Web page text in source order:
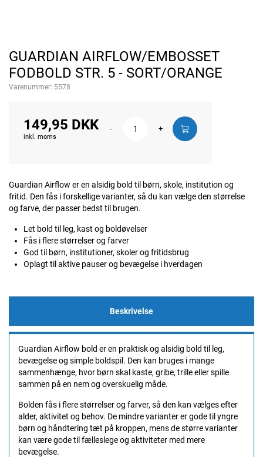
GUARDIAN AIRFLOW/EMBOSSET
FODBOLD STR. 5 - SORT/ORANGE
Varenummer: 5578
149,95 DKK
inkl. moms
- +
Guardian Airflow er en alsidig bold til børn, skole, institution og
fritid. Den fås i forskellige varianter, så du kan vælge den størrelse
og farve, der passer bedst til brugen.
Let bold til leg, kast og boldøvelser
Fås i flere størrelser og farver
God til børn, institutioner, skoler og fritidsbrug
Oplagt til aktive pauser og bevægelse i hverdagen
Beskrivelse
Guardian Airflow bold er en praktisk og alsidig bold til leg,
bevægelse og simple boldspil. Den kan bruges i mange
sammenhænge, hvor børn skal kaste, gribe, trille eller spille
sammen på en nem og overskuelig måde.
Bolden fås i flere størrelser og farver, så den kan vælges efter
alder, aktivitet og behov. De mindre varianter er gode til yngre
børn og håndtering tæt på kroppen, mens de større varianter
kan være gode til fælleslege og aktiviteter med mere
bevægelse.